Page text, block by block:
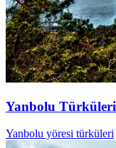
Yanbolu Türküleri
Yanbolu yöresi türküleri